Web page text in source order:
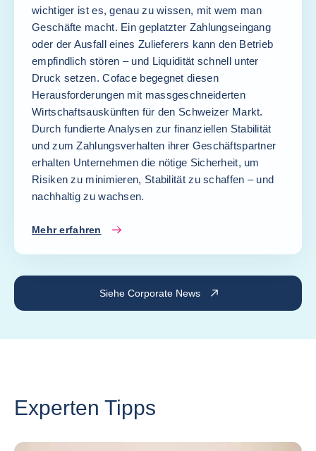
Siehe Corporate News
wichtiger ist es, genau zu wissen, mit wem man
Geschäfte macht. Ein geplatzter Zahlungseingang
oder der Ausfall eines Zulieferers kann den Betrieb
empfindlich stören – und Liquidität schnell unter
Druck setzen. Coface begegnet diesen
Herausforderungen mit massgeschneiderten
Wirtschaftsauskünften für den Schweizer Markt.
Durch fundierte Analysen zur finanziellen Stabilität
und zum Zahlungsverhalten ihrer Geschäftspartner
erhalten Unternehmen die nötige Sicherheit, um
Risiken zu minimieren, Stabilität zu schaffen – und
nachhaltig zu wachsen.
Mehr erfahren
Experten Tipps